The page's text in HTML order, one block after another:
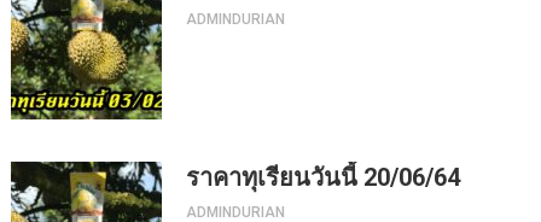
ADMINDURIAN
ราคาทุเรียนวันนี้ 20/06/64
ADMINDURIAN